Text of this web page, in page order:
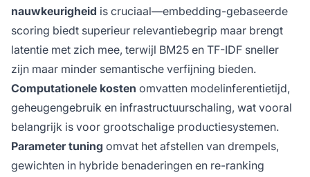
nauwkeurigheid is cruciaal—embedding-gebaseerde
scoring biedt superieur relevantiebegrip maar brengt
latentie met zich mee, terwijl BM25 en TF-IDF sneller
zijn maar minder semantische verfijning bieden.
Computationele kosten omvatten modelinferentietijd,
geheugengebruik en infrastructuurschaling, wat vooral
belangrijk is voor grootschalige productiesystemen.
Parameter tuning omvat het afstellen van drempels,
gewichten in hybride benaderingen en re-ranking